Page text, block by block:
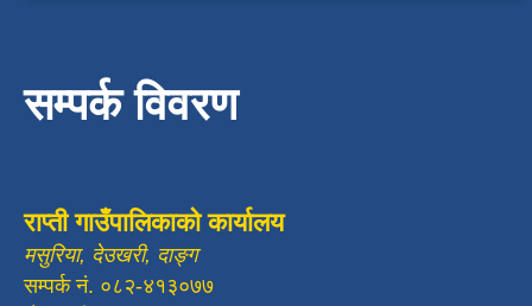
सम्पर्क विवरण
राप्ती गाउँपालिकाको कार्यालय
मसुरिया, देउखरी, दाङ्ग
सम्पर्क नं. ०८२-४१३०७७